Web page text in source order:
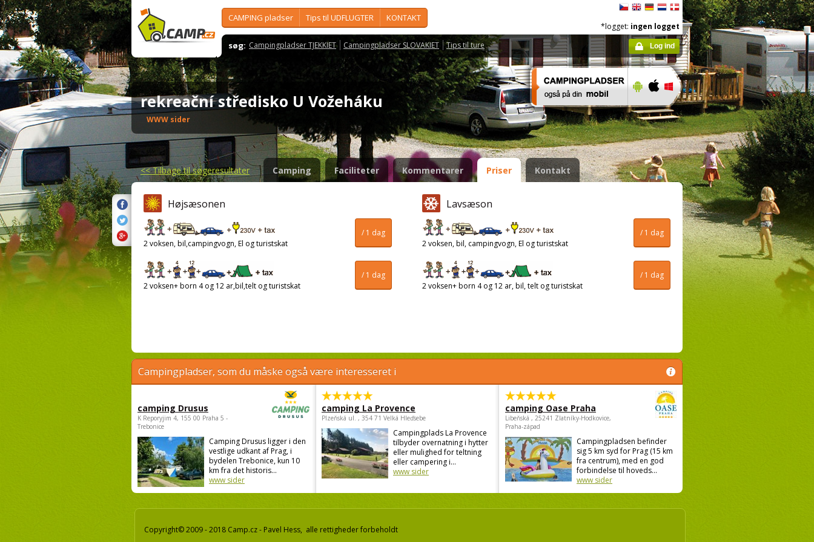
CAMPING pladser Tips til UDFLUGTER KONTAKT
søg: Campingpladser TJEKKIET Campingpladser SLOVAKIET Tips til ture
*logget: ingen logget
Log ind
rekreační středisko U Vožeháku
WWW sider
<<Tilbage til søgeresultater Camping Faciliteter Kommentarer Priser Kontakt
Højsæsonen
/ 1 dag
2 voksen, bil,campingvogn, El og turistskat
/ 1 dag
2 voksen+ born 4 og 12 ar,bil,telt og turistskat
Lavsæson
/ 1 dag
2 voksen, bil, campingvogn, El og turistskat
/ 1 dag
2 voksen+ born 4 og 12 ar, bil, telt og turistskat
Campingpladser, som du måske også være interesseret i
camping Drusus
K Reporyjim 4, 155 00 Praha 5 -
Trebonice
Camping Drusus ligger i den
vestlige udkant af Prag, i
bydelen Trebonice, kun 10
km fra det historis...
www sider
camping La Provence
Plzeňská ul. , 354 71 Velká Hleďsebe
Campingplads La Provence
tilbyder overnatning i hytter
eller mulighed for teltning
eller campering i...
www sider
camping Oase Praha
Libeňská , 25241 Zlatníky-Hodkovice,
Praha-západ
Campingpladsen befinder
sig 5 km syd for Prag (15 km
fra centrum), med en god
forbindelse til hoveds...
www sider
Copyright© 2009 - 2018 Camp.cz - Pavel Hess, alle rettigheder forbeholdt